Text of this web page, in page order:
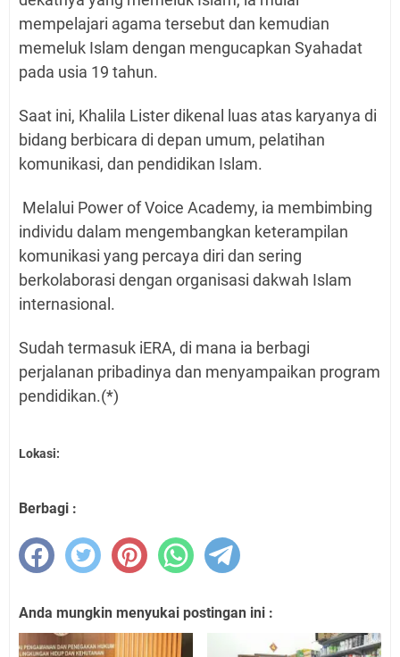
mempelajari agama tersebut dan kemudian
memeluk Islam dengan mengucapkan Syahadat
pada usia 19 tahun.
Saat ini, Khalila Lister dikenal luas atas karyanya di
bidang berbicara di depan umum, pelatihan
komunikasi, dan pendidikan Islam.
Melalui Power of Voice Academy, ia membimbing
individu dalam mengembangkan keterampilan
komunikasi yang percaya diri dan sering
berkolaborasi dengan organisasi dakwah Islam
internasional.
Sudah termasuk iERA, di mana ia berbagi
perjalanan pribadinya dan menyampaikan program
pendidikan.(*)
Lokasi:
Berbagi :
Anda mungkin menyukai postingan ini :